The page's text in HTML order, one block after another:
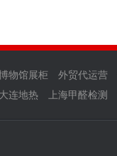
物馆展柜 外贸代运营
大连地热 上海甲醛检测